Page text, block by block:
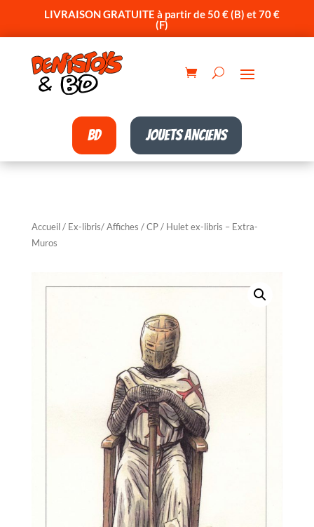
LIVRAISON GRATUITE à partir de 50 € (B) et 70 €
(F)
BD Jouets anciens
Accueil/ Ex-libris/ Affiches / CP/ Hulet ex-libris – Extra-
Muros